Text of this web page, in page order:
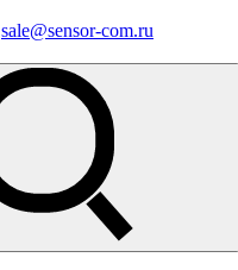
sale@sensor-com.ru